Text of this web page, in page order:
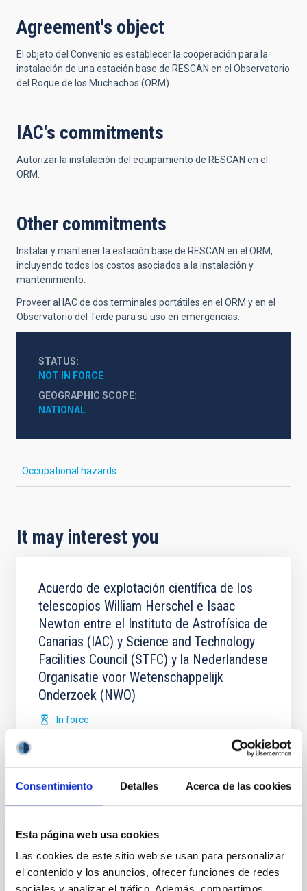
Consentimiento Detalles Acerca de las cookies
Esta página web usa cookies
Las cookies de este sitio web se usan para personalizar
el contenido y los anuncios, ofrecer funciones de redes
Agreement's object
El objeto del Convenio es establecer la cooperación para la
instalación de una estación base de RESCAN en el Observatorio
del Roque de los Muchachos (ORM).
IAC's commitments
Autorizar la instalación del equipamiento de RESCAN en el
ORM.
Other commitments
Instalar y mantener la estación base de RESCAN en el ORM,
incluyendo todos los costos asociados a la instalación y
mantenimiento.
Proveer al IAC de dos terminales portátiles en el ORM y en el
Observatorio del Teide para su uso en emergencias.
STATUS
NOT IN FORCE
GEOGRAPHIC SCOPE
NATIONAL
Occupational hazards
It may interest you
Acuerdo de explotación científica de los
telescopios William Herschel e Isaac
Newton entre el Instituto de Astrofísica de
Canarias (IAC) y Science and Technology
Facilities Council (STFC) y la Nederlandese
Organisatie voor Wetenschappelijk
Onderzoek (NWO)
In force
Acuerdo para la instalación del Telescopio
de Treinta Metros (TMT) en el
Observatorio del Roque de los Muchachos
entre el IAC y el TMT International